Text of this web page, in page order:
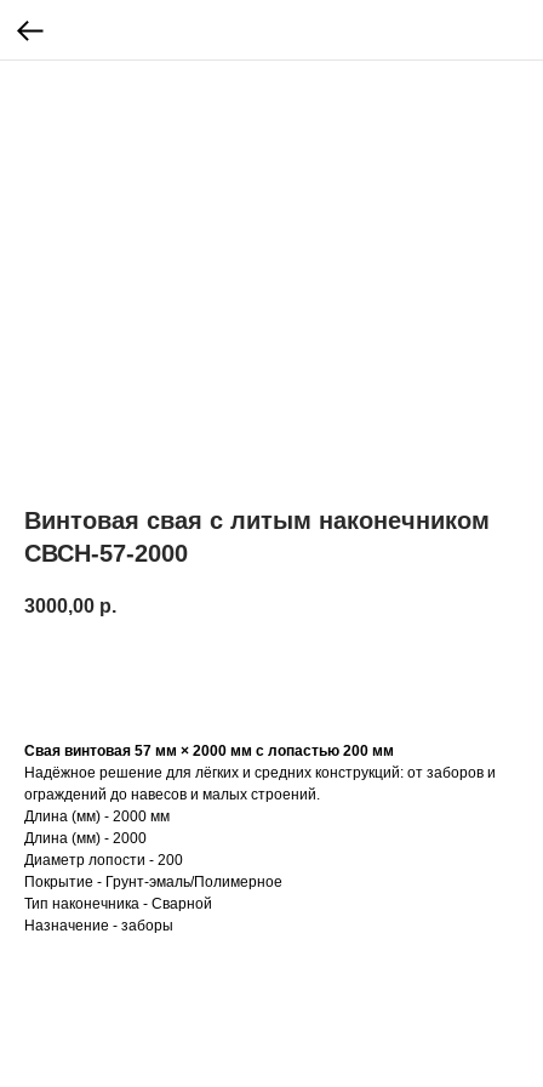
Винтовая свая с литым наконечником
СВСН-57-2000
3000,00 р.
Свая винтовая 57 мм × 2000 мм с лопастью 200 мм
Надёжное решение для лёгких и средних конструкций: от заборов и
ограждений до навесов и малых строений.
Длина (мм) - 2000 мм
Длина (мм) - 2000
Диаметр лопости - 200
Покрытие - Грунт-эмаль/Полимерное
Тип наконечника - Сварной
Назначение - заборы